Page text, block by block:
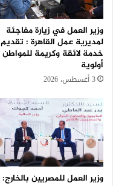
وزير العمل في زيارة مفاجئة
لمديرية عمل القاهرة : تقديم
خدمة لائقة وكريمة للمواطن
أولوية
3 أغسطس، 2026
وزير العمل للمصريين بالخارج: